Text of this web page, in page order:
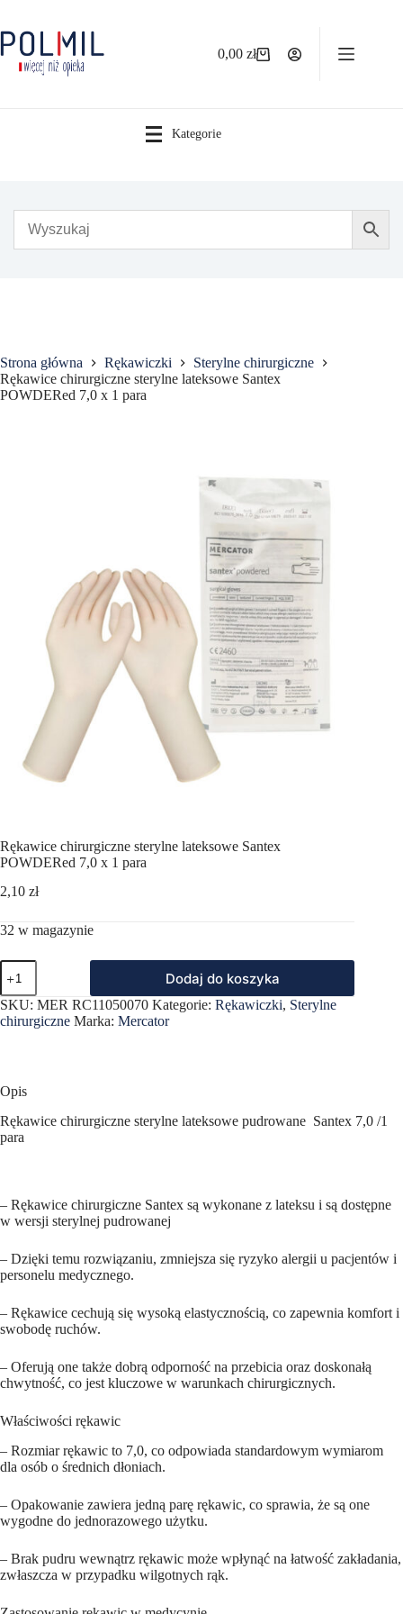
treści
Koszyk
0,00zł
Kategorie
Strona główna Rękawiczki
Sterylne chirurgiczne
Rękawice chirurgiczne sterylne lateksowe Santex
POWDERed 7,0 x 1 para
Rękawice chirurgiczne sterylne lateksowe Santex
POWDERed 7,0 x 1 para
2,10 zł
32 w magazynie
ilość
Rękawice
chirurgiczne
sterylne
lateksowe
x
para
Dodaj do koszyka
SKU: MER RC11050070 Kategorie: Rękawiczki, Sterylne
chirurgiczne Marka: Mercator
Opis
Rękawice chirurgiczne sterylne lateksowe pudrowane Santex 7,0 /1
para
– Rękawice chirurgiczne Santex są wykonane z lateksu i są dostępne
w wersji sterylnej pudrowanej
– Dzięki temu rozwiązaniu, zmniejsza się ryzyko alergii u pacjentów i
personelu medycznego.
– Rękawice cechują się wysoką elastycznością, co zapewnia komfort i
swobodę ruchów.
– Oferują one także dobrą odporność na przebicia oraz doskonałą
chwytność, co jest kluczowe w warunkach chirurgicznych.
Właściwości rękawic
– Rozmiar rękawic to 7,0, co odpowiada standardowym wymiarom
dla osób o średnich dłoniach.
– Opakowanie zawiera jedną parę rękawic, co sprawia, że są one
wygodne do jednorazowego użytku.
– Brak pudru wewnątrz rękawic może wpłynąć na łatwość zakładania,
zwłaszcza w przypadku wilgotnych rąk.